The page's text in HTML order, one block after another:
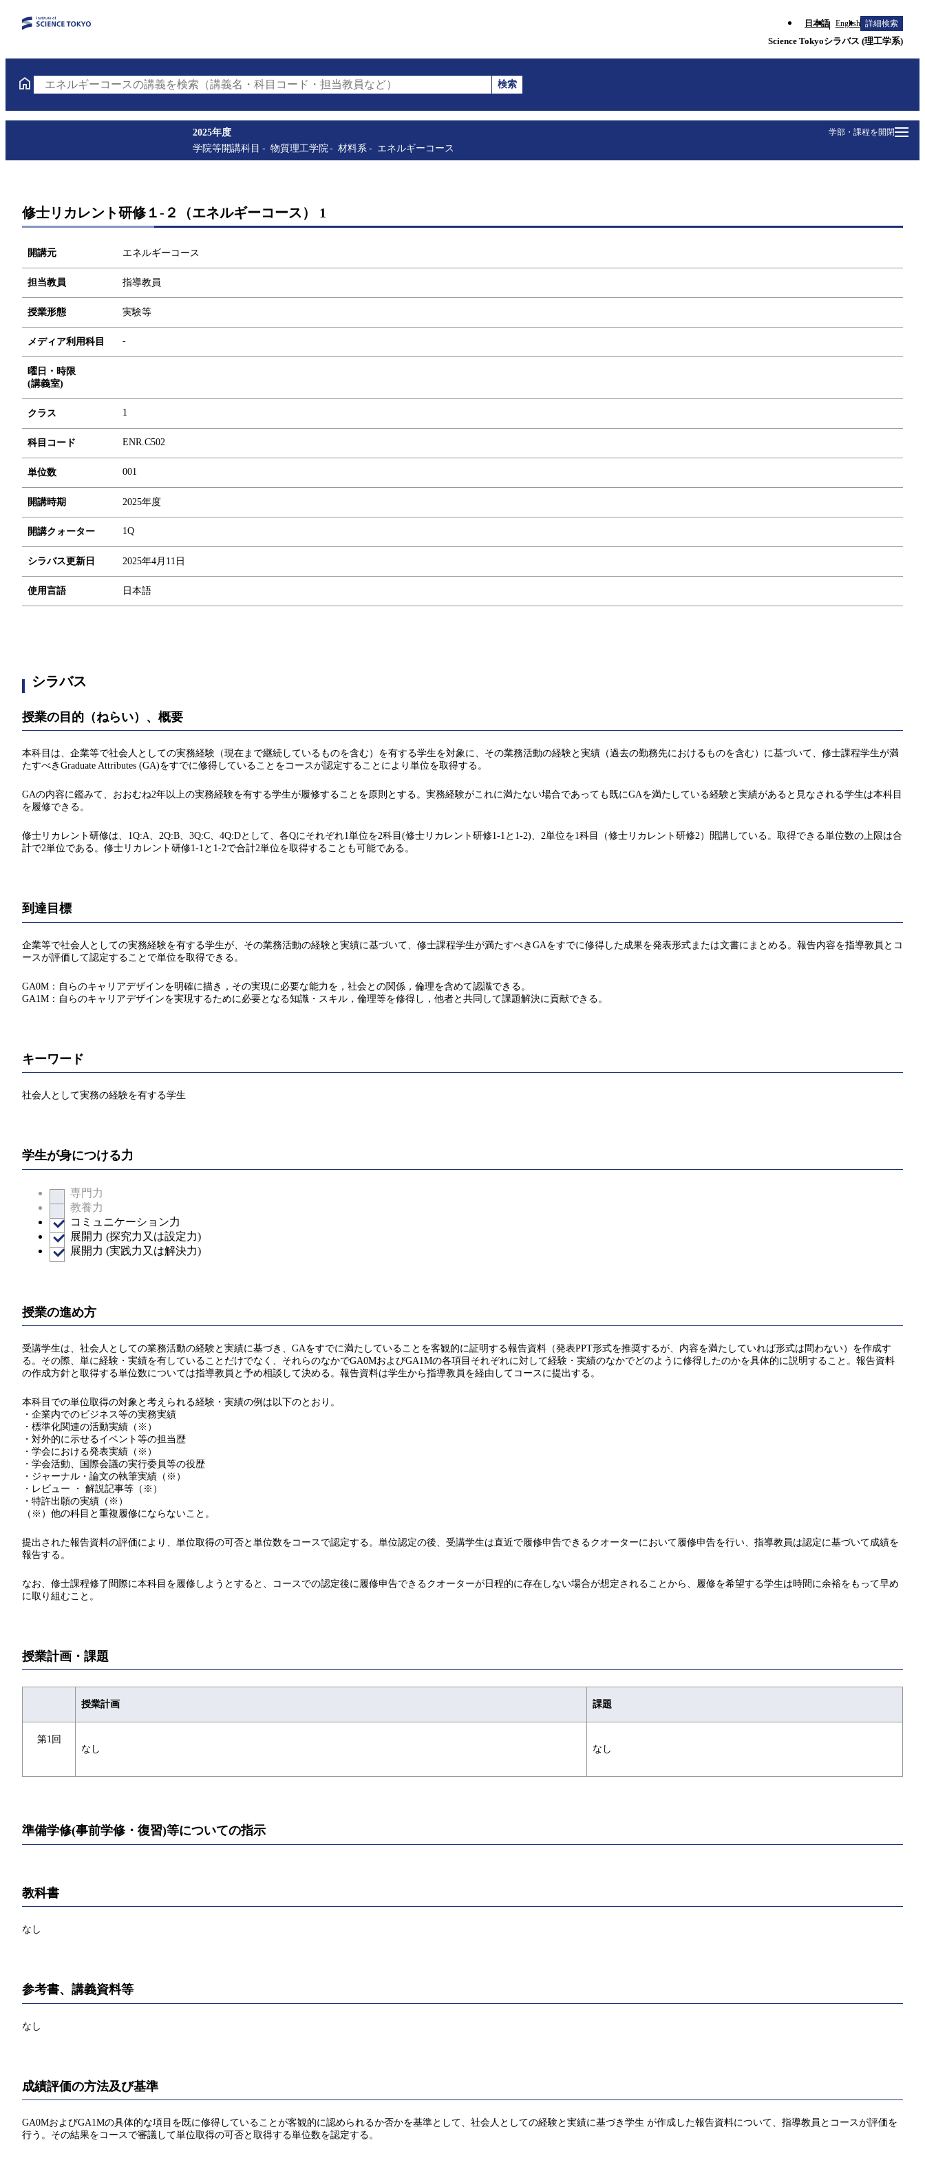
日本語 English 詳細検索
Science Tokyoシラバス (理工学系)
エネルギーコースの講義を検索（講義名・科目コード・担当教員など）
検索
学部・課程を開閉
2025年度
学院等開講科目
物質理工学院 材料系 エネルギーコース
修士リカレント研修１-２（エネルギーコース） 1
開講元 エネルギーコース
担当教員 指導教員
授業形態 実験等
メディア利用科目 -
曜日・時限
(講義室)
クラス 1
科目コード ENR.C502
単位数 001
開講時期 2025年度
開講クォーター 1Q
シラバス更新日 2025年4月11日
使用言語 日本語
シラバス
授業の目的（ねらい）、概要
本科目は、企業等で社会人としての実務経験（現在まで継続しているものを含む）を有する学生を対象に、その業務活動の経験と実績（過去の勤務先におけるものを含む）に基づいて、修士課程学生が満
たすべきGraduate Attributes (GA)をすでに修得していることをコースが認定することにより単位を取得する。
GAの内容に鑑みて、おおむね2年以上の実務経験を有する学生が履修することを原則とする。実務経験がこれに満たない場合であっても既にGAを満たしている経験と実績があると見なされる学生は本科目
を履修できる。
修士リカレント研修は、1Q:A、2Q:B、3Q:C、4Q:Dとして、各Qにそれぞれ1単位を2科目(修士リカレント研修1-1と1-2)、2単位を1科目（修士リカレント研修2）開講している。取得できる単位数の上限は合
計で2単位である。修士リカレント研修1-1と1-2で合計2単位を取得することも可能である。
到達目標
企業等で社会人としての実務経験を有する学生が、その業務活動の経験と実績に基づいて、修士課程学生が満たすべきGAをすでに修得した成果を発表形式または文書にまとめる。報告内容を指導教員とコ
ースが評価して認定することで単位を取得できる。
GA0M：自らのキャリアデザインを明確に描き，その実現に必要な能力を，社会との関係，倫理を含めて認識できる。
GA1M：自らのキャリアデザインを実現するために必要となる知識・スキル，倫理等を修得し，他者と共同して課題解決に貢献できる。
キーワード
社会人として実務の経験を有する学生
学生が身につける力
専門力
教養力
コミュニケーション力
展開力 (探究力又は設定力)
展開力 (実践力又は解決力)
授業の進め方
受講学生は、社会人としての業務活動の経験と実績に基づき、GAをすでに満たしていることを客観的に証明する報告資料（発表PPT形式を推奨するが、内容を満たしていれば形式は問わない）を作成す
る。その際、単に経験・実績を有していることだけでなく、それらのなかでGA0MおよびGA1Mの各項目それぞれに対して経験・実績のなかでどのように修得したのかを具体的に説明すること。報告資料
の作成方針と取得する単位数については指導教員と予め相談して決める。報告資料は学生から指導教員を経由してコースに提出する。
本科目での単位取得の対象と考えられる経験・実績の例は以下のとおり。
・企業内でのビジネス等の実務実績
・標準化関連の活動実績（※）
・対外的に示せるイベント等の担当歴
・学会における発表実績（※）
・学会活動、国際会議の実行委員等の役歴
・ジャーナル・論文の執筆実績（※）
・レビュー ・ 解説記事等（※）
・特許出願の実績（※）
（※）他の科目と重複履修にならないこと。
提出された報告資料の評価により、単位取得の可否と単位数をコースで認定する。単位認定の後、受講学生は直近で履修申告できるクオーターにおいて履修申告を行い、指導教員は認定に基づいて成績を
報告する。
なお、修士課程修了間際に本科目を履修しようとすると、コースでの認定後に履修申告できるクオーターが日程的に存在しない場合が想定されることから、履修を希望する学生は時間に余裕をもって早め
に取り組むこと。
授業計画・課題
授業計画 課題
第1回
なし
なし
準備学修(事前学修・復習)等についての指示
教科書
なし
参考書、講義資料等
なし
成績評価の方法及び基準
GA0MおよびGA1Mの具体的な項目を既に修得していることが客観的に認められるか否かを基準として、社会人としての経験と実績に基づき学生 が作成した報告資料について、指導教員とコースが評価を
行う。その結果をコースで審議して単位取得の可否と取得する単位数を認定する。